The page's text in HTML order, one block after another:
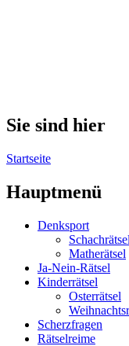
Sie sind hier
Startseite
Hauptmenü
Denksport
Schachrätsel
Matherätsel
Ja-Nein-Rätsel
Kinderrätsel
Osterrätsel
Scherzfragen
Rätselreime